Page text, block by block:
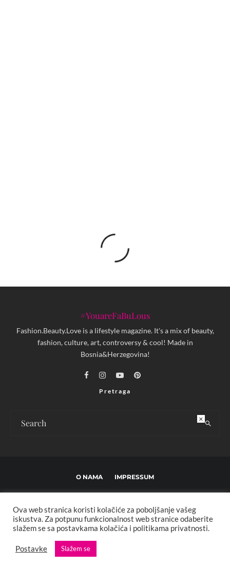
#YouareFaBuLous
Fashion.Beauty.Love is a lifestyle magazine. It's a mix of beauty,
fashion, culture, art, controversy & cool! Made in
Bosnia&Herzegovina!
Pretraga
O NAMA IMPRESSUM
POLITIKA PRIVATNOSTI MARKETING KONTAKT
Copyright © 2013 - 2025 FBL creative. Sva prava zadržana. Developed by:
XStreamThemes
Ova web stranica koristi kolačiće za poboljšanje vašeg
iskustva. Za potpunu funkcionalnost web stranice odaberite
slažem se sa postavkama kolačića i politikama privatnosti.
Postavke Slažem se
×